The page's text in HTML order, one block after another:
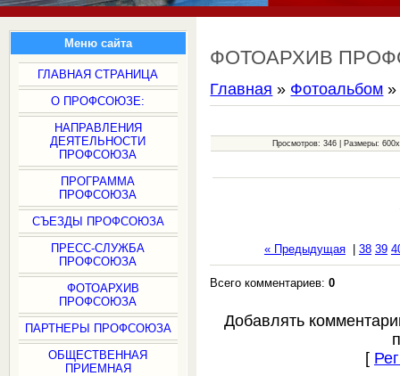
Меню сайта
ГЛАВНАЯ СТРАНИЦА
О ПРОФСОЮЗЕ:
НАПРАВЛЕНИЯ
ДЕЯТЕЛЬНОСТИ
ПРОФСОЮЗА
ПРОГРАММА
ПРОФСОЮЗА
СЪЕЗДЫ ПРОФСОЮЗА
ПРЕСС-СЛУЖБА
ПРОФСОЮЗА
ФОТОАРХИВ
ПРОФСОЮЗА
ПАРТНЕРЫ ПРОФСОЮЗА
ОБЩЕСТВЕННАЯ
ПРИЕМНАЯ
ФОТОАРХИВ
Главная » Фотоальбом
Просмотров: 346 | Размеры:
« Предыдущая| 38 39
Всего комментариев:0
Добавлять
[